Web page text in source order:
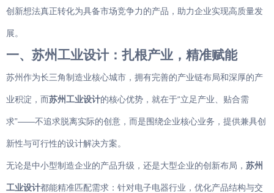
智能家电
创新想法真正转化为具备市场竞争力的产品，助力企业实现高质量发
展。
一、苏州工业设计：扎根产业，精准赋能
苏州作为长三角制造业核心城市，拥有完善的产业链布局和深厚的产
业积淀，而苏州工业设计的核心优势，就在于“立足产业、贴合需
求”——不追求脱离实际的创意，而是围绕企业核心业务，提供兼具创
新性与可行性的设计解决方案。
无论是中小型制造企业的产品升级，还是大型企业的创新布局， 苏州
工业设计都能精准匹配需求：针对电子电器行业，优化产品结构与交